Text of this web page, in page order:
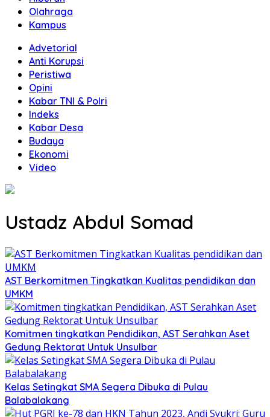
Olahraga
Kampus
Advetorial
Anti Korupsi
Peristiwa
Opini
Kabar TNI & Polri
Indeks
Kabar Desa
Budaya
Ekonomi
Video
Ustadz Abdul Somad
AST Berkomitmen Tingkatkan Kualitas pendidikan dan
UMKM
Komitmen tingkatkan Pendidikan, AST Serahkan Aset
Gedung Rektorat Untuk Unsulbar
Kelas Setingkat SMA Segera Dibuka di Pulau
Balabalakang